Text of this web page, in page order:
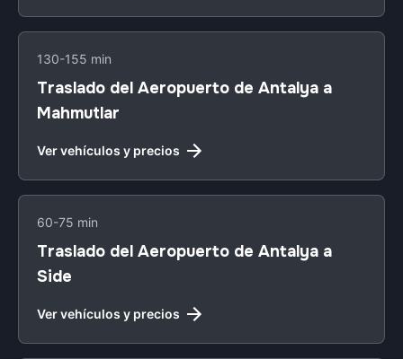
130-155 min
Traslado del Aeropuerto de Antalya a
Mahmutlar
Ver vehículos y precios
60-75 min
Traslado del Aeropuerto de Antalya a
Side
Ver vehículos y precios